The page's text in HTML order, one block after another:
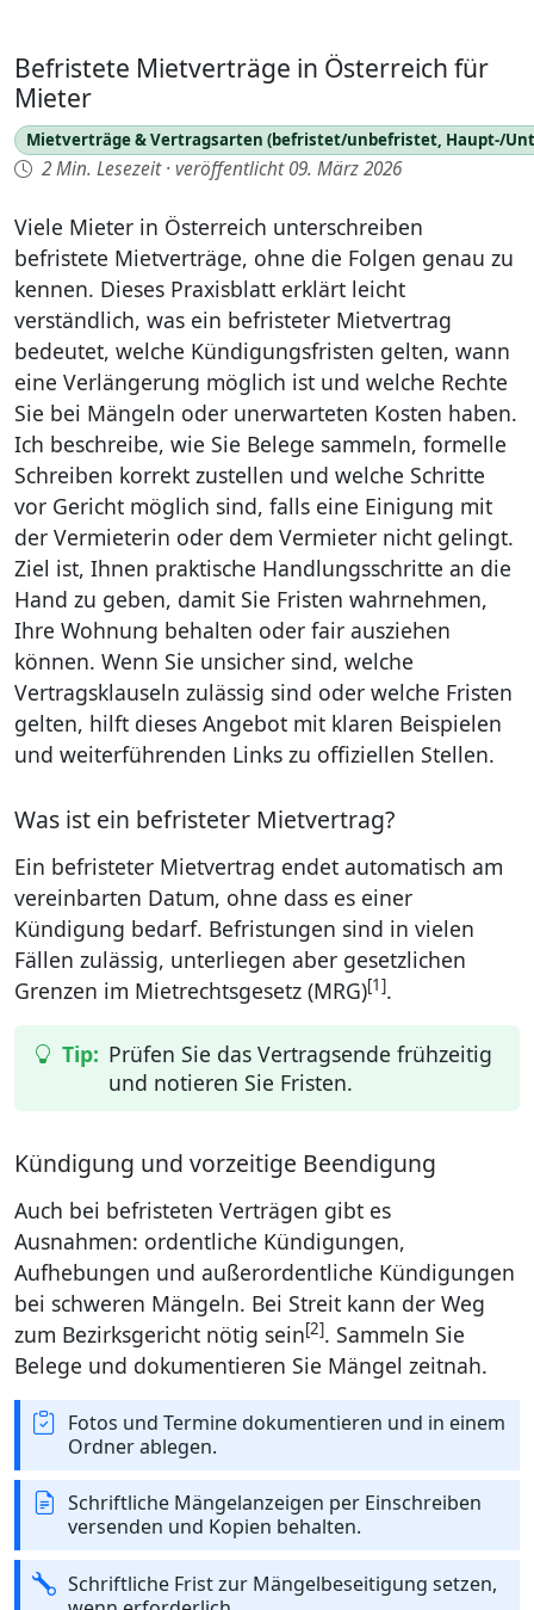
Befristete Mietverträge in Österreich für
Mieter
Mietverträge & Vertragsarten (befristet/unbefristet, Haupt-/
2 Min. Lesezeit · veröffentlicht 09. März 2026
Viele Mieter in Österreich unterschreiben
befristete Mietverträge, ohne die Folgen genau zu
kennen. Dieses Praxisblatt erklärt leicht
verständlich, was ein befristeter Mietvertrag
bedeutet, welche Kündigungsfristen gelten, wann
eine Verlängerung möglich ist und welche Rechte
Sie bei Mängeln oder unerwarteten Kosten haben.
Ich beschreibe, wie Sie Belege sammeln, formelle
Schreiben korrekt zustellen und welche Schritte
vor Gericht möglich sind, falls eine Einigung mit
der Vermieterin oder dem Vermieter nicht gelingt.
Ziel ist, Ihnen praktische Handlungsschritte an die
Hand zu geben, damit Sie Fristen wahrnehmen,
Ihre Wohnung behalten oder fair ausziehen
können. Wenn Sie unsicher sind, welche
Vertragsklauseln zulässig sind oder welche Fristen
gelten, hilft dieses Angebot mit klaren Beispielen
und weiterführenden Links zu offiziellen Stellen.
Was ist ein befristeter Mietvertrag?
Ein befristeter Mietvertrag endet automatisch am
vereinbarten Datum, ohne dass es einer
Kündigung bedarf. Befristungen sind in vielen
Fällen zulässig, unterliegen aber gesetzlichen
Grenzen im Mietrechtsgesetz (MRG)[1].
Prüfen Sie das Vertragsende frühzeitig
und notieren Sie Fristen.
Kündigung und vorzeitige Beendigung
Auch bei befristeten Verträgen gibt es
Ausnahmen: ordentliche Kündigungen,
Aufhebungen und außerordentliche Kündigungen
bei schweren Mängeln. Bei Streit kann der Weg
zum Bezirksgericht nötig sein[2]. Sammeln Sie
Belege und dokumentieren Sie Mängel zeitnah.
Fotos und Termine dokumentieren und in einem
Ordner ablegen.
Schriftliche Mängelanzeigen per Einschreiben
versenden und Kopien behalten.
Schriftliche Frist zur Mängelbeseitigung setzen,